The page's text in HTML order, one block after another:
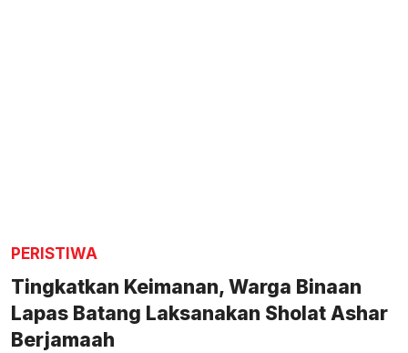
PERISTIWA
Tingkatkan Keimanan, Warga Binaan
Lapas Batang Laksanakan Sholat Ashar
Berjamaah